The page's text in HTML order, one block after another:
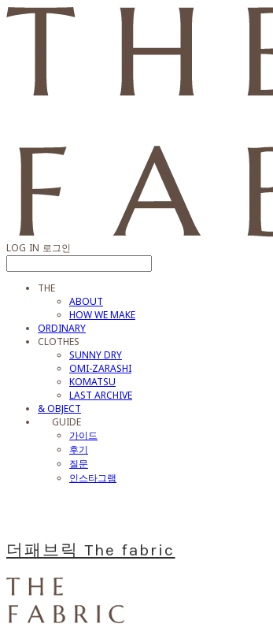
LOG IN 로그인
THE
ABOUT
HOW WE MAKE
ORDINARY
CLOTHES
SUNNY DRY
OMI-ZARASHI
KOMATSU
LAST ARCHIVE
& OBJECT
⠀⠀GUIDE
가이드
후기
질문
인스타그램
더패브릭 The fabric